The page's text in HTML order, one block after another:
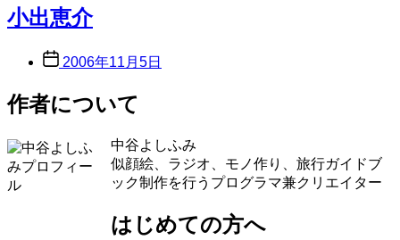
小出恵介
Post
date
2006年11月5日
作者について
中谷よしふみ
似顔絵、ラジオ、モノ作り、旅行ガイドブ
ック制作を行うプログラマ兼クリエイター
はじめての方へ